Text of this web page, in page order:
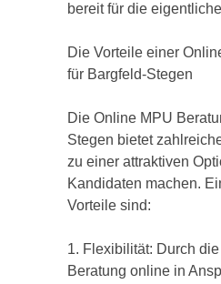
bereit für die
Die Vorteile einer
für Bargfeld-Stegen
Die Online MPU
Stegen bietet
zu einer attraktiven
Kandidaten machen.
Vorteile sind:
1. Flexibilität: Durch
Beratung online in